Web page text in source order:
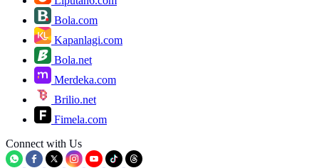
Bola.com
Kapanlagi.com
Bola.net
Merdeka.com
Brilio.net
Fimela.com
Connect with Us